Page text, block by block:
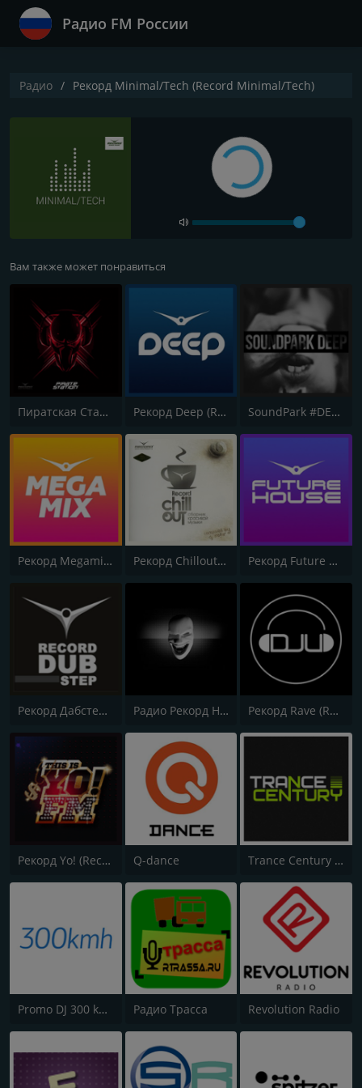
Радио FM России
Радио Рекорд Minimal/Tech (Record Minimal/Tech)
Вам также может понравиться
Пиратская Станция Радио Рекорд (Pirate Station Recorde Radio) Рекорд Deep (Record Deep) SoundPark #DEEP
Рекорд Megamix (Record Megamix) Рекорд Chillout (Record Chillout) Рекорд Future House (Record Future House)
Рекорд Дабстеп (Record Dubstep) Радио Рекорд Hardstyle (Radio Record Hardstyle) Рекорд Rave (Record Rave)
Рекорд Yo! (Record Yo!) Q-dance Trance Century Radio
Promo DJ 300 km/h Радио Трасса Revolution Radio